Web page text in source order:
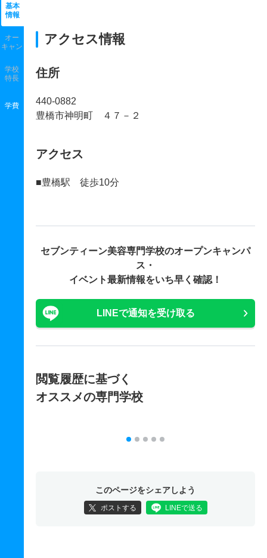
基本
情報
オー
キャン
学校
特長
学費
アクセス情報
住所
440-0882
豊橋市神明町 ４７－２
アクセス
■豊橋駅 徒歩10分
セブンティーン美容専門学校のオープンキャンパ
ス・
イベント最新情報をいち早く確認！
LINEで通知を受け取る
閲覧履歴に基づく
オススメの専門学校
このページをシェアしよう
ポストする LINEで送る